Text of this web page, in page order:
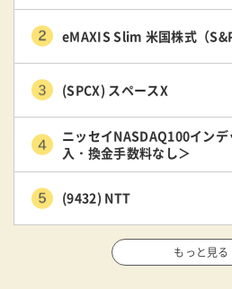
eMAXIS Slim 米国株式（
(SPCX) スペースX
ニッセイNASDAQ100イン
入・換金手数料なし＞
(9432) NTT
もっと見る